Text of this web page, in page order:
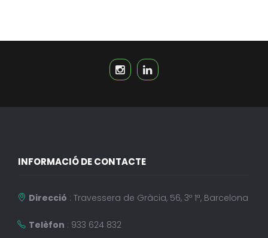
INFORMACIÓ DE CONTACTE
Direcció : Travessera de Gràcia, 56, 3º 1ª, Barcelona
Telèfon : 933 624 832